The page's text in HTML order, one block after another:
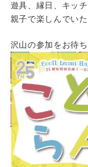
遊具、縁日、キッ
親子で楽しんでい
沢山の参加をお待